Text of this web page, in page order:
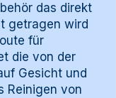
das direkt
getragen wird
für
die von der
Gesicht und
Reinigen von